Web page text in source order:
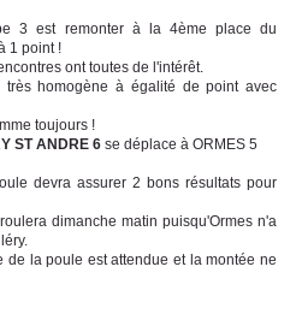
3 est remonter à la 4ème place du
1 point !
ont toutes de l'intérêt.
homogène à égalité de point avec
toujours !
ST ANDRE 6 se déplace à ORMES 5
devra assurer 2 bons résultats pour
dimanche matin puisqu'Ormes n'a
de la poule est attendue et la montée ne